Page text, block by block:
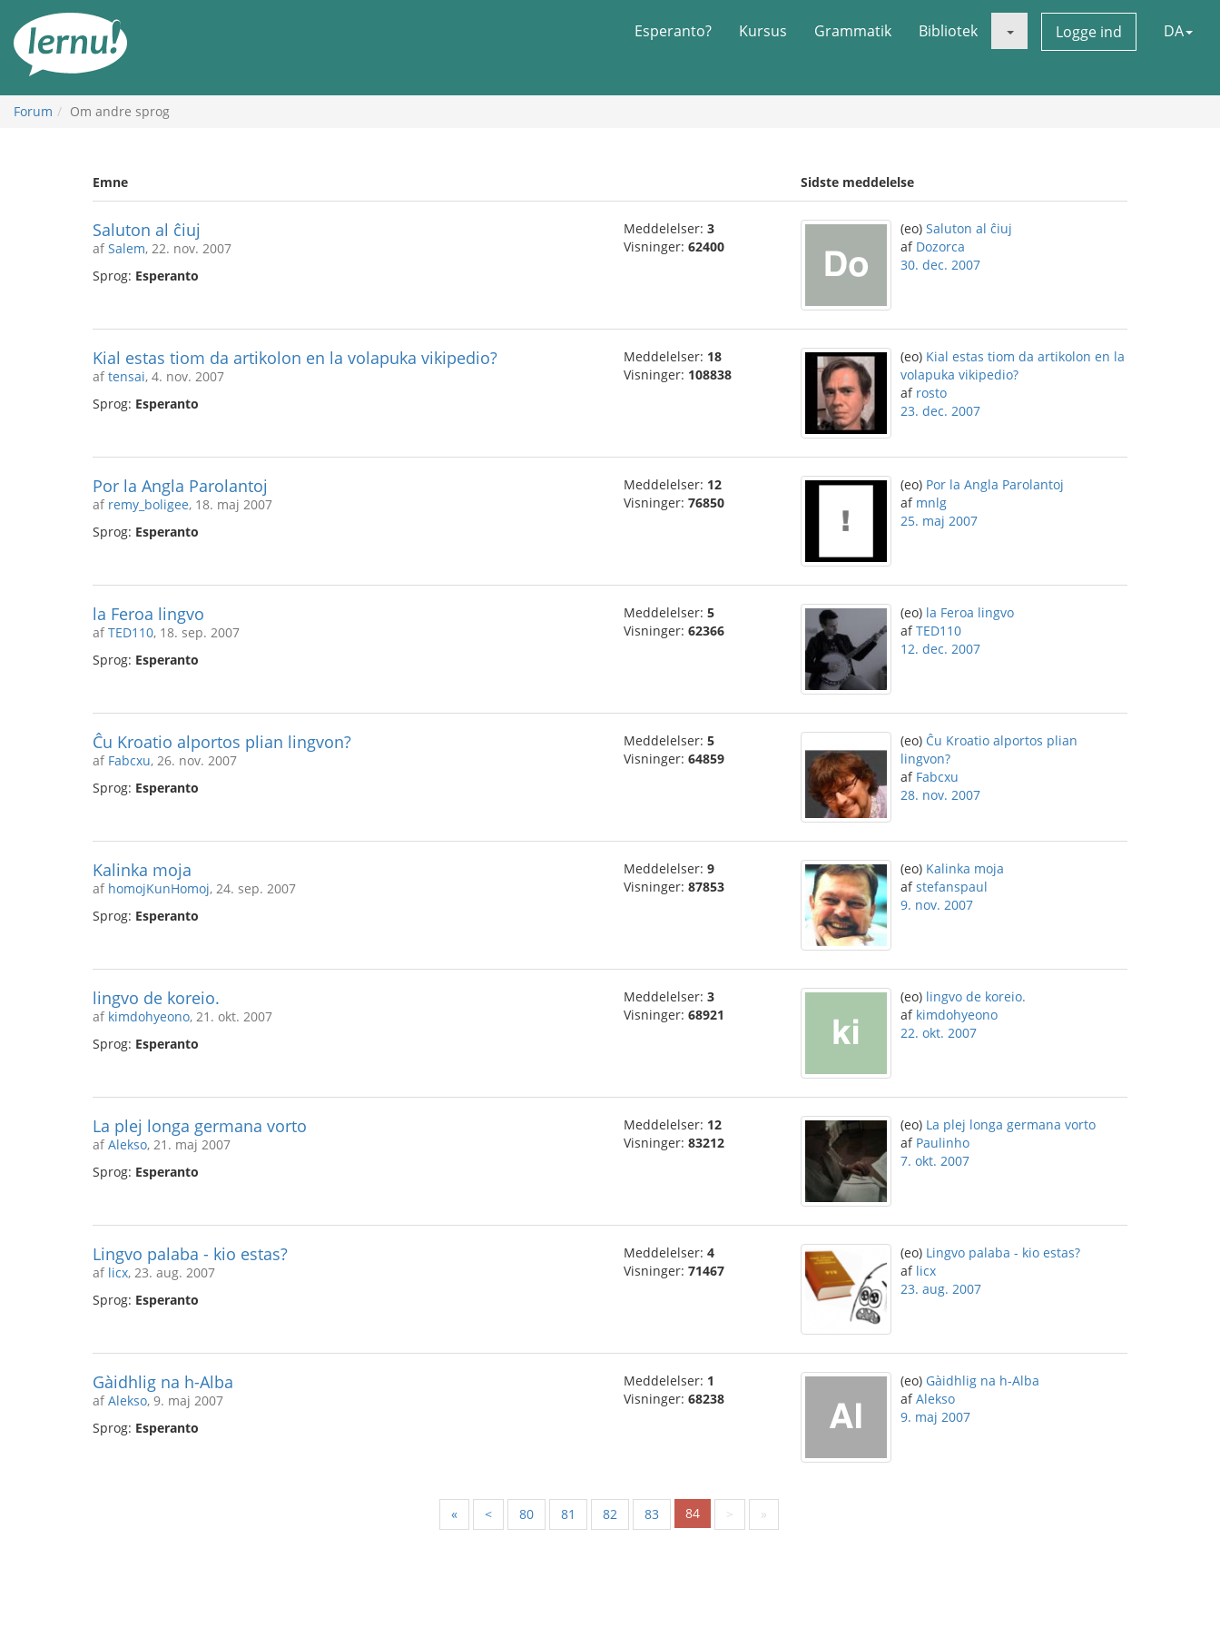
indholdet
Esperanto? Kursus Grammatik Bibliotek Logge ind DA
Forum Om andre sprog
Emne Sidste meddelelse
Saluton al ĉiuj
afSalem, 22. nov. 2007
Sprog: Esperanto
Meddelelser: 3
Visninger: 62400
(eo) Saluton al ĉiuj
af Dozorca
30. dec. 2007
Kial estas tiom da artikolon en la volapuka vikipedio?
aftensai, 4. nov. 2007
Sprog: Esperanto
Meddelelser: 18
Visninger: 108838
(eo) Kial estas tiom da artikolon en la
volapuka vikipedio?
af rosto
23. dec. 2007
Por la Angla Parolantoj
af remy_boligee, 18. maj 2007
Sprog: Esperanto
Meddelelser: 12
Visninger: 76850
(eo) Por la Angla Parolantoj
af mnlg
25. maj 2007
la Feroa lingvo
afTED110, 18. sep. 2007
Sprog: Esperanto
Meddelelser: 5
Visninger: 62366
(eo) la Feroa lingvo
afTED110
12. dec. 2007
Ĉu Kroatio alportos plian lingvon?
af Fabcxu, 26. nov. 2007
Sprog: Esperanto
Meddelelser: 5
Visninger: 64859
(eo) Ĉu Kroatio alportos plian
lingvon?
af Fabcxu
28. nov. 2007
Kalinka moja
af homojKunHomoj, 24. sep. 2007
Sprog: Esperanto
Meddelelser: 9
Visninger: 87853
(eo) Kalinka moja
afstefanspaul
9. nov. 2007
lingvo de koreio.
af kimdohyeono, 21. okt. 2007
Sprog: Esperanto
Meddelelser: 3
Visninger: 68921
(eo) lingvo de koreio.
af kimdohyeono
22. okt. 2007
La plej longa germana vorto
afAlekso, 21. maj 2007
Sprog: Esperanto
Meddelelser: 12
Visninger: 83212
(eo) La plej longa germana vorto
af Paulinho
7. okt. 2007
Lingvo palaba - kio estas?
af licx, 23. aug. 2007
Sprog: Esperanto
Meddelelser: 4
Visninger: 71467
(eo) Lingvo palaba - kio estas?
af licx
23. aug. 2007
Gàidhlig na h-Alba
afAlekso, 9. maj 2007
Sprog: Esperanto
Meddelelser: 1
Visninger: 68238
(eo) Gàidhlig na h-Alba
afAlekso
9. maj 2007
« < 80 81 82 83 84 > »